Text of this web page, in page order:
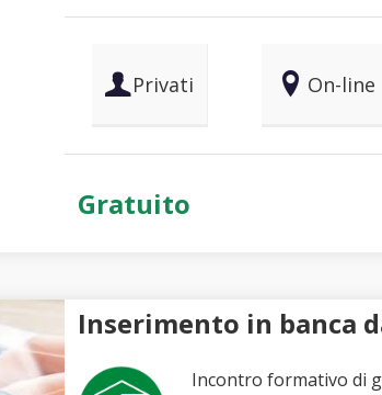
Privati On-line
Gratuito
Inserimento in banca
Incontro formativo di